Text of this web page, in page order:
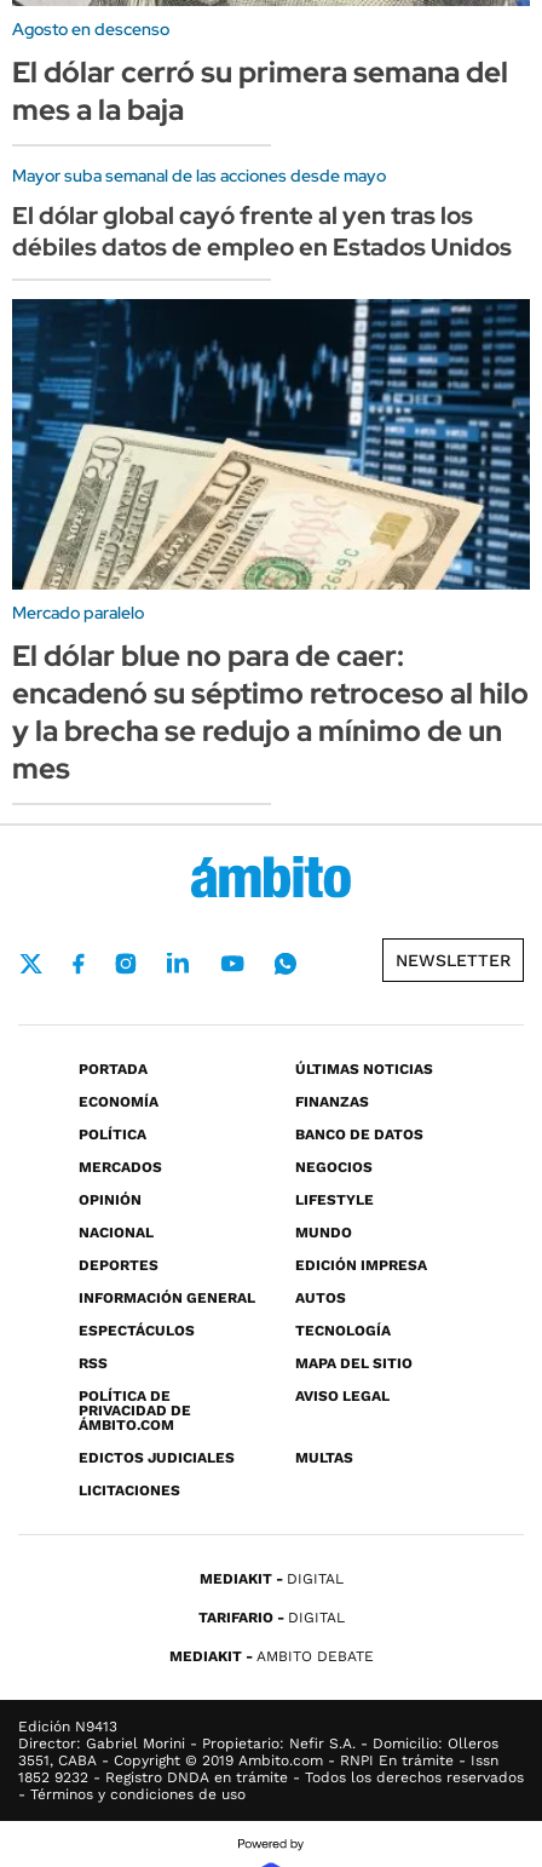
Agosto en descenso
El dólar cerró su primera semana del
mes a la baja
Mayor suba semanal de las acciones desde mayo
El dólar global cayó frente al yen tras los
débiles datos de empleo en Estados Unidos
Mercado paralelo
El dólar blue no para de caer:
encadenó su séptimo retroceso al hilo
y la brecha se redujo a mínimo de un
mes
NEWSLETTER
PORTADA
ÚLTIMAS NOTICIAS
ECONOMÍA
FINANZAS
POLÍTICA
BANCO DE DATOS
MERCADOS
NEGOCIOS
OPINIÓN
LIFESTYLE
NACIONAL
MUNDO
DEPORTES
EDICIÓN IMPRESA
INFORMACIÓN GENERAL
AUTOS
ESPECTÁCULOS
TECNOLOGÍA
RSS
MAPA DEL SITIO
POLÍTICA DE
PRIVACIDAD DE
ÁMBITO.COM
AVISO LEGAL
EDICTOS JUDICIALES
MULTAS
LICITACIONES
MEDIAKIT DIGITAL
TARIFARIO DIGITAL
MEDIAKIT AMBITO DEBATE
Edición N9413
Director: Gabriel Morini - Propietario: Nefir S.A. - Domicilio: Olleros
3551, CABA - Copyright © 2019 Ambito.com - RNPI En trámite - Issn
1852 9232 - Registro DNDA en trámite - Todos los derechos reservados
- Términos y condiciones de uso